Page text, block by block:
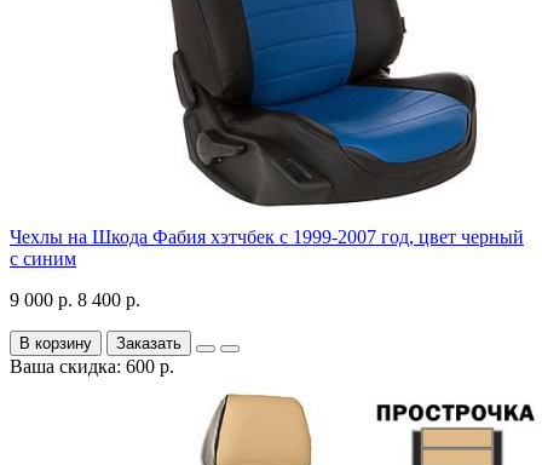
Чехлы на Шкода Фабия хэтчбек с 1999-2007 год, цвет черный
с синим
9 000 р. 8 400 р.
В корзину Заказать
Ваша скидка: 600 р.